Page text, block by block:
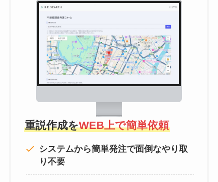
重説作成をWEB上で簡単依頼
システムから簡単発注で面倒なやり取
り不要